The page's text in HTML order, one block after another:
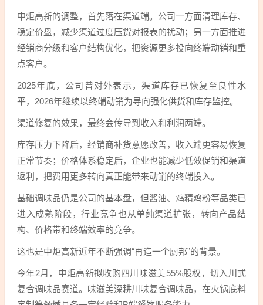
中炬高新的调整，首先落在渠道端。公司一方面清理库存、
稳定价盘，减少渠道过度压货对报表的扰动；另一方面推进
经销商分级和客户结构优化，把资源更多投向终端动销和重
点客户。
2025年底，公司曾对外表示，渠道库存已恢复至良性水
平，2026年继续以终端动销为导向强化供货和库存监控。
渠道修复的效果，最终会传导到收入和利润两端。
库存压力下降后，经销商补货意愿改善，收入端更容易恢复
正常节奏；价格体系稳定后，企业也能减少低效促销和渠道
返利，把费用更多转向真正能带来动销的终端投入。
基础调味品仍是公司的基本盘，但酱油、鸡精鸡粉等品类已
进入成熟阶段，行业竞争也从单纯渠道扩张，转向产品结
构、价格带和终端效率的竞争。
这也是中炬高新近年不断强调“再造一个厨邦”的背景。
今年2月，中炬高新拟收购四川味滋美55%股权，切入川式
复合调味品赛道。味滋美深耕川味复合调味品，在火锅底料